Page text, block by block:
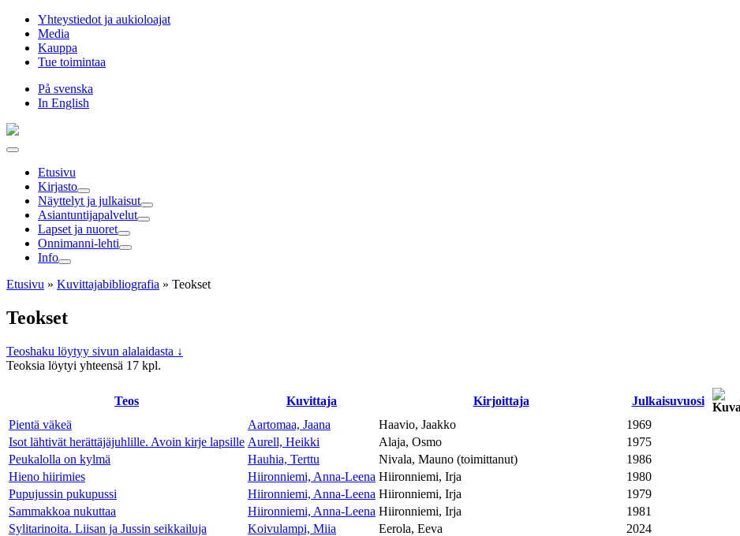
Hyppää
sisältöön
Yhteystiedot ja aukioloajat
Media
Kauppa
Tue toimintaa
På svenska
In English
Etusivu
Kirjasto
Näyttelyt ja julkaisut
Asiantuntija­palvelut
Lapset ja nuoret
Onnimanni-lehti
Info
Etusivu » Kuvittaja­bibliografia » Teokset
Teokset
Teoshaku löytyy sivun alalaidasta ↓
Teoksia löytyi yhteensä 17 kpl.
Teos Kuvitta­ja Kirjoitta­ja
Julkaisu­vuosi
Pientä väkeä
Aartomaa, Jaana Haavio, Jaakko
1969
Isot lähtivät herättäjäjuhlille. Avoin kirje lapsille Aurell, Heikki Alaja, Osmo
1975
Peukalolla on kylmä
Hauhia, Terttu Nivala, Mauno (toimittanut)
1986
Hieno hiirimies
Hiironniemi, Anna-Leena Hiironniemi, Irja
1980
Pupujussin pukupussi
Hiironniemi, Anna-Leena Hiironniemi, Irja
1979
Sammakkoa nukuttaa
Hiironniemi, Anna-Leena Hiironniemi, Irja
1981
Sylitarinoita. Liisan ja Jussin seikkailuja
Koivulampi, Miia Eerola, Eeva
2024